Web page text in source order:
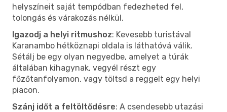
helyszíneit saját tempódban fedezheted fel,
tolongás és várakozás nélkül.
Igazodj a helyi ritmushoz: Kevesebb turistával
Karanambo hétköznapi oldala is láthatóvá válik.
Sétálj be egy olyan negyedbe, amelyet a túrák
általában kihagynak, vegyél részt egy
főzőtanfolyamon, vagy töltsd a reggelt egy helyi
piacon.
Szánj időt a feltöltődésre: A csendesebb utazási